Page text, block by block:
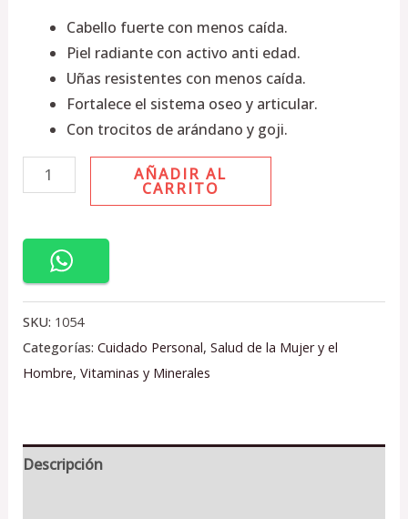
Cabello fuerte con menos caída.
Piel radiante con activo anti edad.
Uñas resistentes con menos caída.
Fortalece el sistema oseo y articular.
Con trocitos de arándano y goji.
AÑADIR AL
CARRITO
SKU: 1054
Categorías: Cuidado Personal, Salud de la Mujer y el
Hombre, Vitaminas y Minerales
Descripción